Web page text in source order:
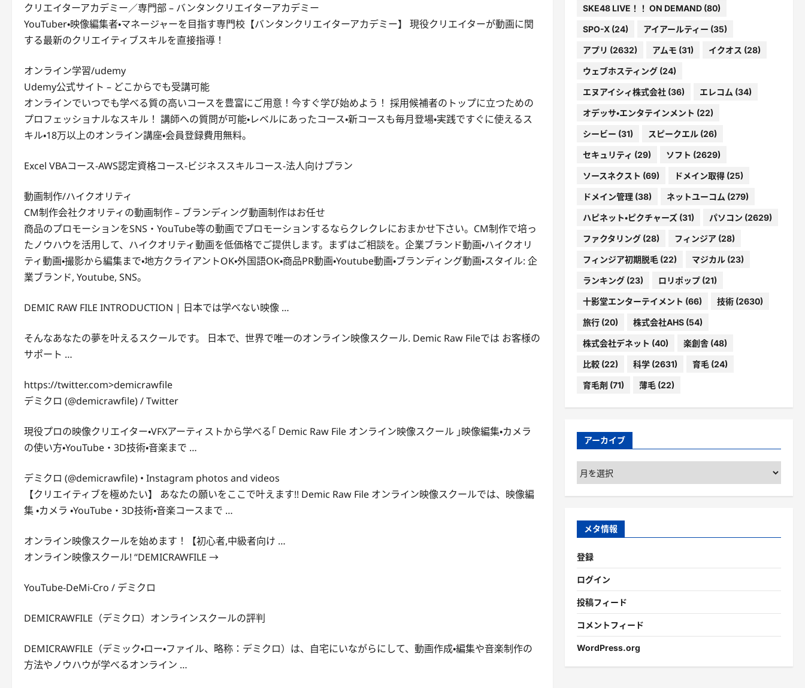
クリエイターアカデミー／専門部 – バンタンクリエイターアカデミー
YouTuber・映像編集者・マネージャーを目指す専門校【バンタンクリエイターアカデミー】 現役クリエイターが動画に関
する最新のクリエイティブスキルを直接指導！
オンライン学習/udemy
Udemy公式サイト – どこからでも受講可能
オンラインでいつでも学べる質の高いコースを豊富にご用意！今すぐ学び始めよう！ 採用候補者のトップに立つための
プロフェッショナルなスキル！ 講師への質問が可能・レベルにあったコース・新コースも毎月登場・実践ですぐに使えるス
キル・18万以上のオンライン講座・会員登録費用無料。
Excel VBAコース-AWS認定資格コース-ビジネススキルコース-法人向けプラン
動画制作/ハイクオリティ
CM制作会社クオリティの動画制作 – ブランディング動画制作はお任せ
商品のプロモーションをSNS・YouTube等の動画でプロモーションするならクレクレにおまかせ下さい。CM制作で培っ
たノウハウを活用して、ハイクオリティ動画を低価格でご提供します。まずはご相談を。企業ブランド動画・ハイクオリ
ティ動画・撮影から編集まで・地方クライアントOK・外国語OK・商品PR動画・Youtube動画・ブランディング動画・スタイル: 企
業ブランド, Youtube, SNS。
DEMIC RAW FILE INTRODUCTION | 日本では学べない映像 …
そんなあなたの夢を叶えるスクールです。 日本で、世界で唯一のオンライン映像スクール. Demic Raw Fileでは お客様の
サポート …
https://twitter.com>demicrawfile
デミクロ (@demicrawfile) / Twitter
現役プロの映像クリエイター・VFXアーティストから学べる｢ Demic Raw File オンライン映像スクール ｣映像編集・カメラ
の使い方・YouTube・3D技術・音楽まで …
デミクロ (@demicrawfile) • Instagram photos and videos
【クリエイティブを極めたい】 あなたの願いをここで叶えます!! Demic Raw File オンライン映像スクールでは、映像編
集 ・カメラ ・YouTube・3D技術・音楽コースまで …
オンライン映像スクールを始めます！【初心者,中級者向け …
オンライン映像スクール! “DEMICRAWFILE →
YouTube-DeMi-Cro / デミクロ
DEMICRAWFILE（デミクロ）オンラインスクールの評判
DEMICRAWFILE（デミック・ロー・ファイル、略称：デミクロ）は、自宅にいながらにして、動画作成・編集や音楽制作の
方法やノウハウが学べるオンライン …
SKE48 LIVE！！ ON DEMAND(80)
SPO-X(24) アイアールティー (35)
アプリ (2632) アムモ (31) イクオス (28)
ウェブホスティング(24)
エヌアイシィ株式会社(36) エレコム (34)
オデッサ・エンタテインメント (22)
シービー (31) スピークエル(26)
セキュリティ (29) ソフト (2629)
ソースネクスト (69) ドメイン取得(25)
ドメイン管理(38) ネットユーコム (279)
ハピネット・ピクチャーズ(31) パソコン (2629)
ファクタリング(28) フィンジア(28)
フィンジア初期脱毛(22) マジカル(23)
ランキング(23) ロリポップ(21)
十影堂エンターテイメント (66) 技術(2630)
旅行(20) 株式会社AHS(54)
株式会社デネット (40) 楽創舎(48)
比較(22) 科学(2631) 育毛(24)
育毛剤 (71) 薄毛(22)
アーカイブ
ア
ー
カ
ブ
メタ情報
登録
ログイン
投稿フィード
コメントフィード
WordPress.org